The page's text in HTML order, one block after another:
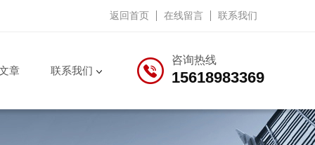
返回首页 在线留言 联系我们
咨询热线
15618983369
章 联系我们